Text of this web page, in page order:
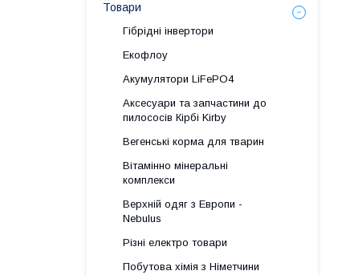
Товари
Гібрідні інвертори
Екофлоу
Акумулятори LiFePO4
Аксесуари та запчастини до
пилососів Кірбі Kirby
Вегенські корма для тварин
Вітамінно мінеральні
комплекси
Верхній одяг з Европи -
Nebulus
Різні електро товари
Побутова хімія з Німетчини